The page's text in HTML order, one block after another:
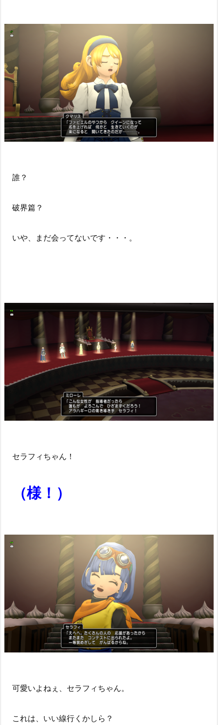
誰？
破界篇？
いや、まだ会ってないです・・・。
セラフィちゃん！
（様！）
可愛いよねぇ、セラフィちゃん。
これは、いい線行くかしら？